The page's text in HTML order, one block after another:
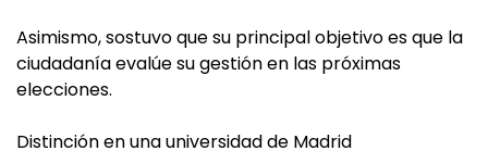
Asimismo, sostuvo que su principal objetivo es que la
ciudadanía evalúe su gestión en las próximas
elecciones.
Distinción en una universidad de Madrid